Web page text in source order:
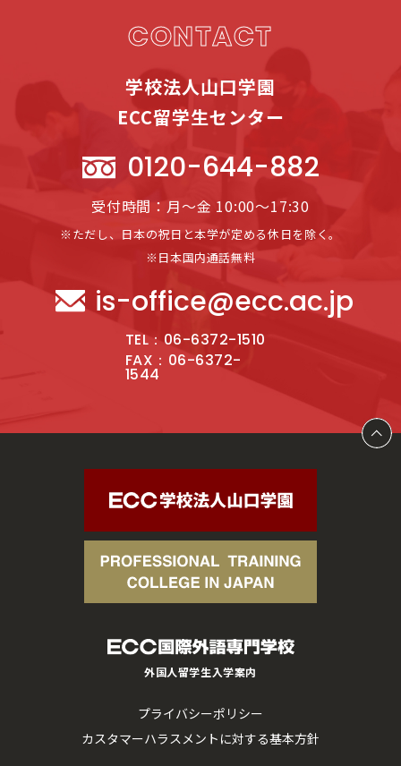
CONTACT
学校法人山口学園
ECC留学生センター
0120-644-882
受付時間：月～金 10:00～17:30
※ただし、日本の祝日と本学が定める休日を除く。
※日本国内通話無料
is-office@ecc.ac.jp
TEL：06-6372-1510
FAX：06-6372-
1544
外国人留学生入学案内
プライバシーポリシー
カスタマーハラスメントに対する基本方針